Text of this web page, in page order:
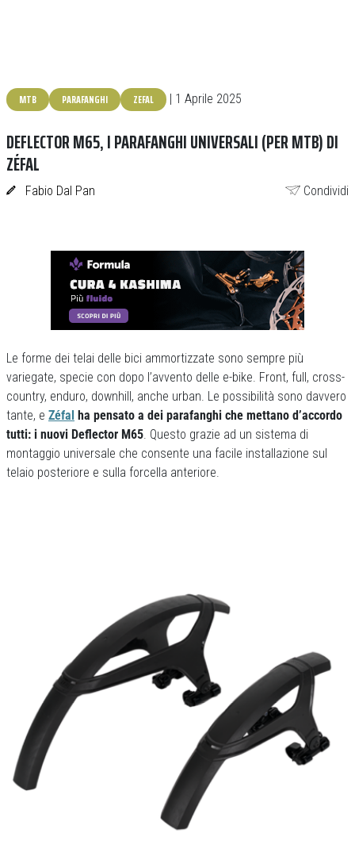
MTB PARAFANGHI ZEFAL | 1 Aprile 2025
DEFLECTOR M65, I PARAFANGHI UNIVERSALI (PER MTB) DI
ZÉFAL
Fabio Dal Pan Condividi
Le forme dei telai delle bici ammortizzate sono sempre più
variegate, specie con dopo l’avvento delle e-bike. Front, full, cross-
country, enduro, downhill, anche urban. Le possibilità sono davvero
tante, e Zéfal ha pensato a dei parafanghi che mettano d’accordo
tutti: i nuovi Deflector M65. Questo grazie ad un sistema di
montaggio universale che consente una facile installazione sul
telaio posteriore e sulla forcella anteriore.